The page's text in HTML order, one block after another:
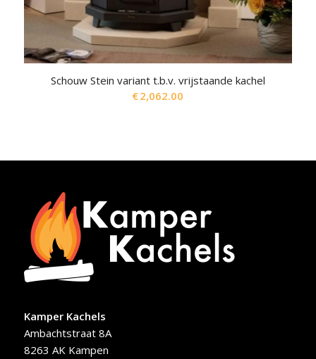
Schouw Stein variant t.b.v. vrijstaande kachel
€2,062.00
Kamper Kachels
Ambachtstraat 8A
8263 AK Kampen